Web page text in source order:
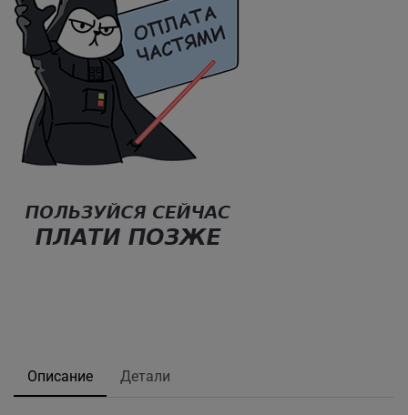
Описание Детали